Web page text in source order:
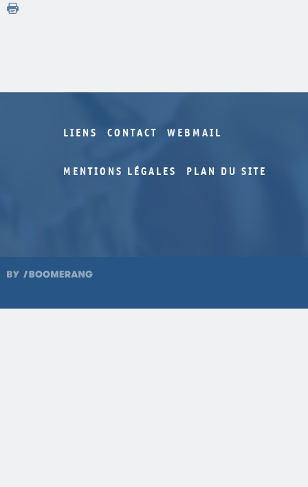
LIENS CONTACT WEBMAIL
MENTIONS LÉGALES PLAN DU SITE